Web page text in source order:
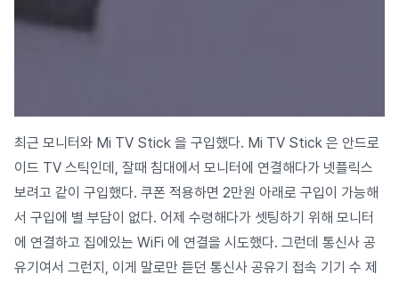
최근 모니터와 Mi TV Stick 을 구입했다. Mi TV Stick 은 안드로
이드 TV 스틱인데, 잘때 침대에서 모니터에 연결해다가 넷플릭스
보려고 같이 구입했다. 쿠폰 적용하면 2만원 아래로 구입이 가능해
서 구입에 별 부담이 없다. 어제 수령해다가 셋팅하기 위해 모니터
에 연결하고 집에있는 WiFi 에 연결을 시도했다. 그런데 통신사 공
유기여서 그런지, 이게 말로만 듣던 통신사 공유기 접속 기기 수 제